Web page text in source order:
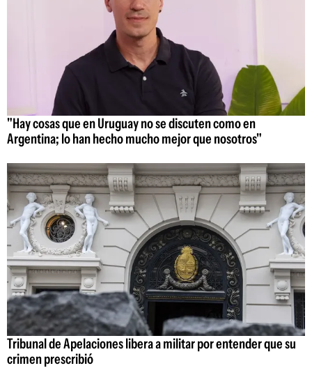
"Hay cosas que en Uruguay no se discuten como en
Argentina; lo han hecho mucho mejor que nosotros"
Tribunal de Apelaciones libera a militar por entender que su
crimen prescribió